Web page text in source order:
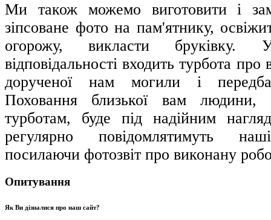
Ми також можемо виготовити і
зіпсоване фото на пам'ятнику,
огорожу, викласти
відповідальності входить турбота
дорученої нам могили і
Поховання близької вам людини,
турботам, буде під надійним
регулярно повідомлятимуть
посилаючи фотозвіт про виконану
Опитування
Як Ви дізналися про наш сайт?